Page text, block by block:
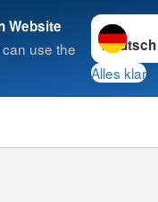
Website
use the
Sprache
Alles klar
Suche